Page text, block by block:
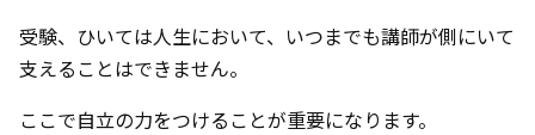
受験、ひいては人生において、いつまでも講師が側にいて
支えることはできません。
ここで自立の力をつけることが重要になります。